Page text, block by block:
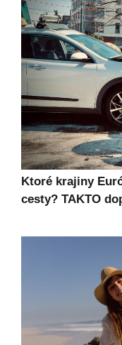
Ktoré krajiny
cesty? TAKTO